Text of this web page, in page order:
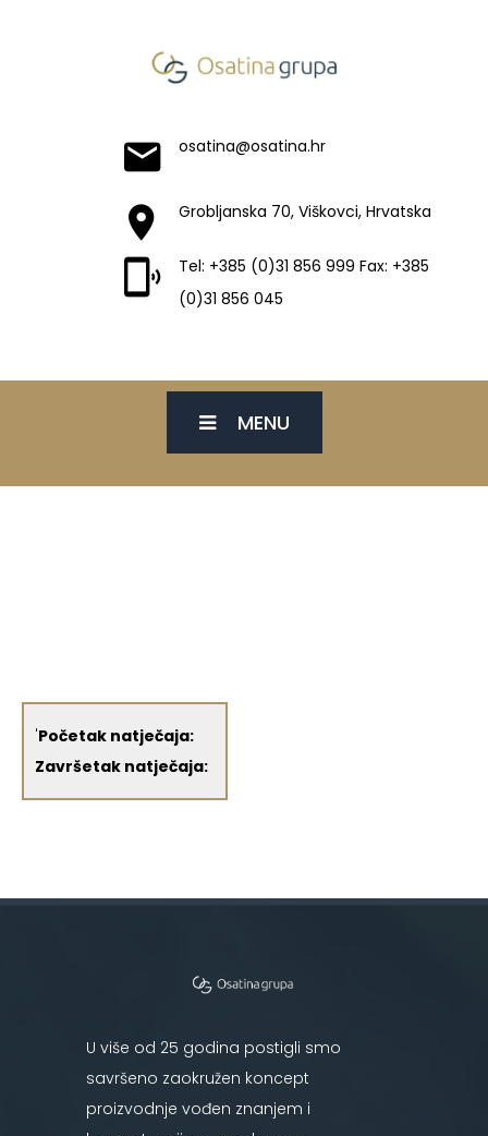
osatina@osatina.hr
Grobljanska 70, Viškovci, Hrvatska
Tel: +385 (0)31 856 999 Fax: +385
(0)31 856 045
MENU
'Početak natječaja:
Završetak natječaja:
U više od 25 godina postigli smo
savršeno zaokružen koncept
proizvodnje vođen znanjem i